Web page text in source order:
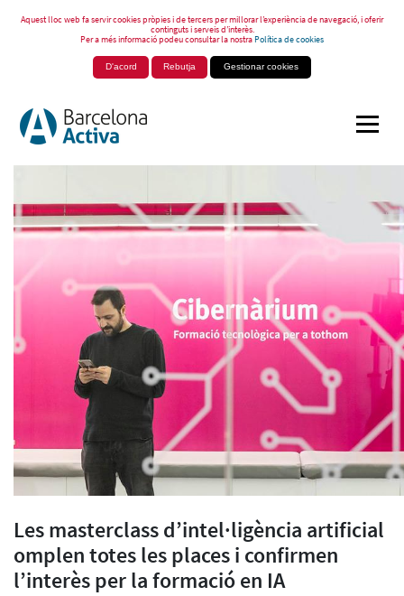
Aquest lloc web fa servir cookies pròpies i de tercers per millorar l’experiència de navegació, i oferir
continguts i serveis d’interès.
Per a més informació podeu consultar la nostraPolítica de cookies
D'acord Rebutja Gestionar cookies
Les masterclass d’intel·ligència artificial
omplen totes les places i confirmen
l’interès per la formació en IA